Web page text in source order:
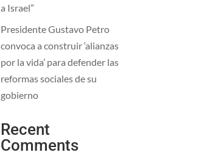
a Israel”
Presidente Gustavo Petro
convoca a construir ‘alianzas
por la vida’ para defender las
reformas sociales de su
gobierno
Recent
Comments